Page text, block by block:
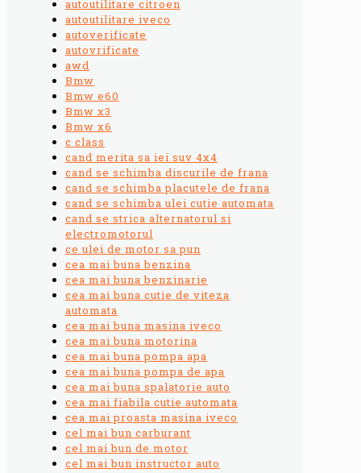
autoutilitare citroen
autoutilitare iveco
autoverificate
autovrificate
awd
Bmw
Bmw e60
Bmw x3
Bmw x6
c class
cand merita sa iei suv 4x4
cand se schimba discurile de frana
cand se schimba placutele de frana
cand se schimba ulei cutie automata
cand se strica alternatorul si
electromotorul
ce ulei de motor sa pun
cea mai buna benzina
cea mai buna benzinarie
cea mai buna cutie de viteza
automata
cea mai buna masina iveco
cea mai buna motorina
cea mai buna pompa apa
cea mai buna pompa de apa
cea mai buna spalatorie auto
cea mai fiabila cutie automata
cea mai proasta masina iveco
cel mai bun carburant
cel mai bun de motor
cel mai bun instructor auto